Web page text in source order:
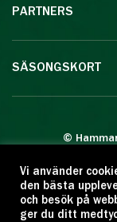
PARTNERS
SÄSONGSKORT
©
Eftertryck
Vi använder
den bästa
och besök på
ger du ditt